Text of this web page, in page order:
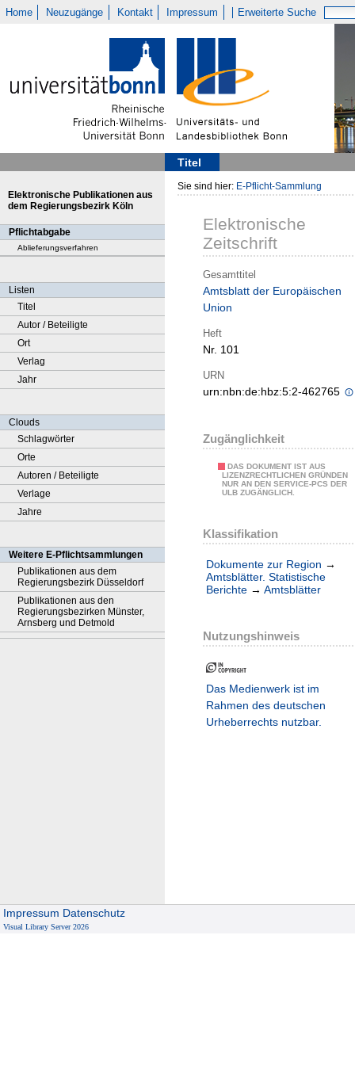
Home Neuzugänge Kontakt Impressum Erweiterte Suche
Titel
Elektronische Publikationen aus
dem Regierungsbezirk Köln
Pflichtabgabe
Ablieferungsverfahren
Listen
Titel
Autor / Beteiligte
Ort
Verlag
Jahr
Clouds
Schlagwörter
Orte
Autoren / Beteiligte
Verlage
Jahre
Weitere E-Pflichtsammlungen
Publikationen aus dem
Regierungsbezirk Düsseldorf
Publikationen aus den
Regierungsbezirken Münster,
Arnsberg und Detmold
Sie sind hier: E-Pflicht-Sammlung
Elektronische
Zeitschrift
Gesamttitel
Amtsblatt der Europäischen
Union
Heft
Nr. 101
URN
urn:nbn:de:hbz:5:2-462765
Zugänglichkeit
DAS DOKUMENT IST AUS
LIZENZRECHTLICHEN GRÜNDEN
NUR AN DEN SERVICE-PCS DER
ULB ZUGÄNGLICH.
Klassifikation
Dokumente zur Region →
Amtsblätter. Statistische
Berichte → Amtsblätter
Nutzungshinweis
Das Medienwerk ist im
Rahmen des deutschen
Urheberrechts nutzbar.
Impressum Datenschutz
Visual Library Server 2026